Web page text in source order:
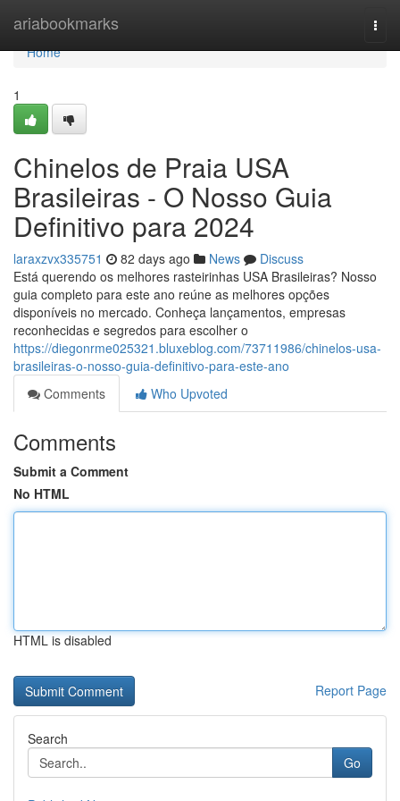
ariabookmarks
Home
Home
1
Chinelos de Praia USA
Brasileiras - O Nosso Guia
Definitivo para 2024
laraxzvx335751 82 days ago News
Discuss
Está querendo os melhores rasteirinhas USA Brasileiras? Nosso
guia completo para este ano reúne as melhores opções
disponíveis no mercado. Conheça lançamentos, empresas
reconhecidas e segredos para escolher o
https://diegonrme025321.bluxeblog.com/73711986/chinelos-usa-
brasileiras-o-nosso-guia-definitivo-para-este-ano
Comments
Who Upvoted
Comments
Submit a Comment
No HTML
HTML is disabled
Report Page
Search
Go